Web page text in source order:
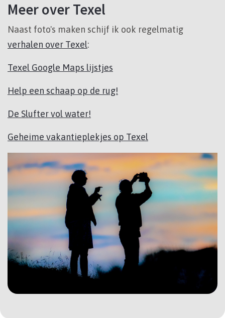
Meer over Texel
Naast foto's maken schijf ik ook regelmatig
verhalen over Texel:
Texel Google Maps lijstjes
Help een schaap op de rug!
De Slufter vol water!
Geheime vakantieplekjes op Texel